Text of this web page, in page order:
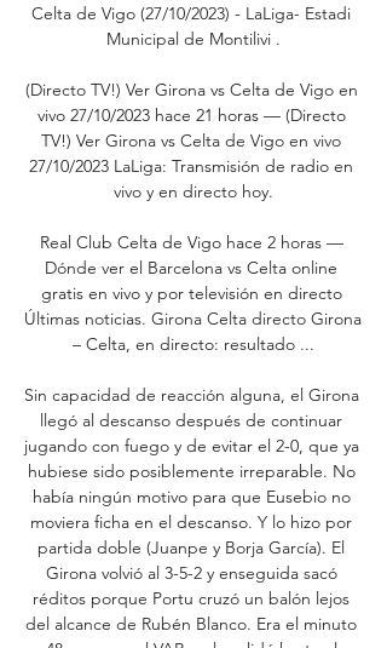
Celta de Vigo (27/10/2023) - LaLiga- Estadi
Municipal de Montilivi .
(Directo TV!) Ver Girona vs Celta de Vigo en
vivo 27/10/2023 hace 21 horas — (Directo
TV!) Ver Girona vs Celta de Vigo en vivo
27/10/2023 LaLiga: Transmisión de radio en
vivo y en directo hoy.
Real Club Celta de Vigo hace 2 horas —
Dónde ver el Barcelona vs Celta online
gratis en vivo y por televisión en directo
Últimas noticias. Girona Celta directo Girona
– Celta, en directo: resultado ...
Sin capacidad de reacción alguna, el Girona
llegó al descanso después de continuar
jugando con fuego y de evitar el 2-0, que ya
hubiese sido posiblemente irreparable. No
había ningún motivo para que Eusebio no
moviera ficha en el descanso. Y lo hizo por
partida doble (Juanpe y Borja García). El
Girona volvió al 3-5-2 y enseguida sacó
réditos porque Portu cruzó un balón lejos
del alcance de Rubén Blanco. Era el minuto